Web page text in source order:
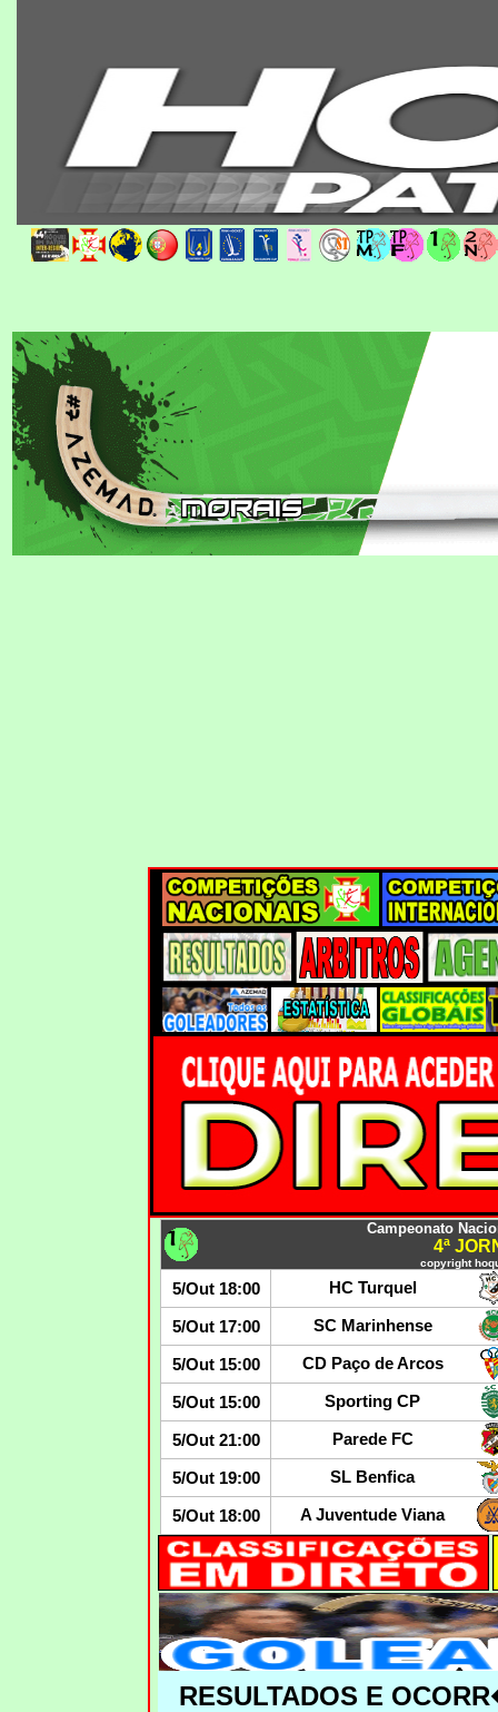
Campeonato
4ª
copyright
5/Out 18:00 HC Turquel
5/Out 17:00 SC Marinhense
5/Out 15:00 CD Paço de Arcos
5/Out 15:00 Sporting CP
5/Out 21:00 Parede FC
5/Out 19:00 SL Benfica
5/Out 18:00 A Juventude Viana
RESULTADOS E